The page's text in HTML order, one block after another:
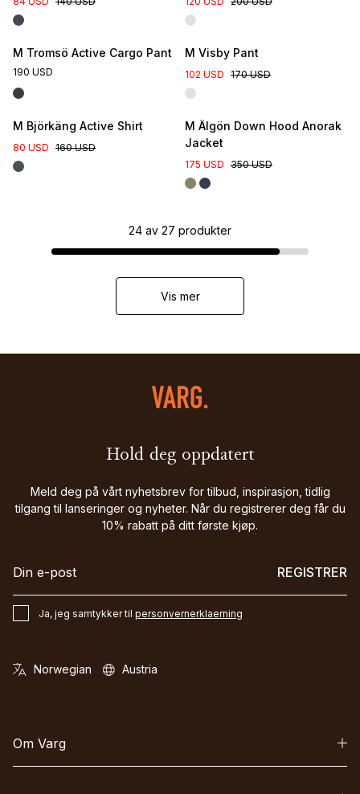
M Tromsö Active Cargo Pant
190 USD
M Visby Pant
102 USD 170 USD
M Björkäng Active Shirt
80 USD 160 USD
M Älgön Down Hood Anorak
Jacket
175 USD 350 USD
24 av 27 produkter
Vis mer
Hold deg oppdatert
Meld deg på vårt nyhetsbrev for tilbud, inspirasjon, tidlig
tilgang til lanseringer og nyheter. Når du registrerer deg får du
10% rabatt på ditt første kjøp.
REGISTRER
Ja, jeg samtykker til personvernerklaerning
Om Varg